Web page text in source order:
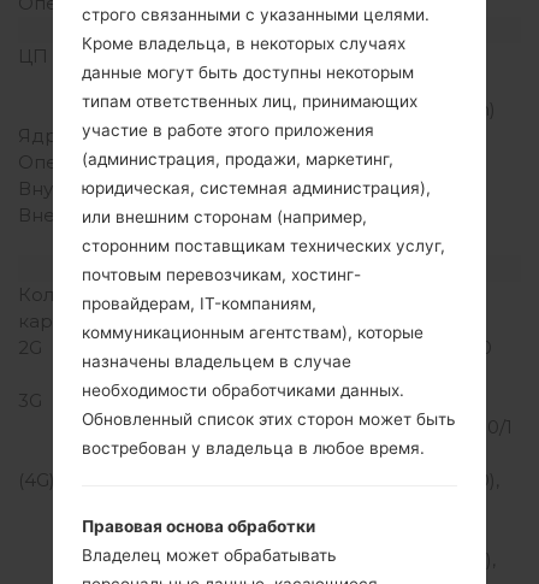
Аппаратное обеспечение
ЦП (процессор)
1.4GHz Cortex-A53
Qualcomm MSM8917
Snapdragon 425 (28 nm)
Ядра процессора
Четырехъядерный
Оперативная память
2GB
Внутренняя память
16GB
Внешняя память
microSD, до 256 GB
(выделенный слот)
Сеть и данные
Количество мест для сим
карты
Нано SIM
2G
GSM 850/900/1800/1900
MHz
3G
HSDPA
850/900/1700(AWS)/1800/1
900/2100 MHz
(4G) LTE
5(850), 7(2600), 8(900),
17(700), 20(800), 28(700),
строго связанными с указанными целями.
Кроме владельца, в некоторых случаях
данные могут быть доступны некоторым
типам ответственных лиц, принимающих
участие в работе этого приложения
(администрация, продажи, маркетинг,
юридическая, системная администрация),
или внешним сторонам (например,
сторонним поставщикам технических услуг,
почтовым перевозчикам, хостинг-
провайдерам, IT-компаниям,
коммуникационным агентствам), которые
назначены владельцем в случае
необходимости обработчиками данных.
Обновленный список этих сторон может быть
востребован у владельца в любое время.
Правовая основа обработки
Владелец может обрабатывать